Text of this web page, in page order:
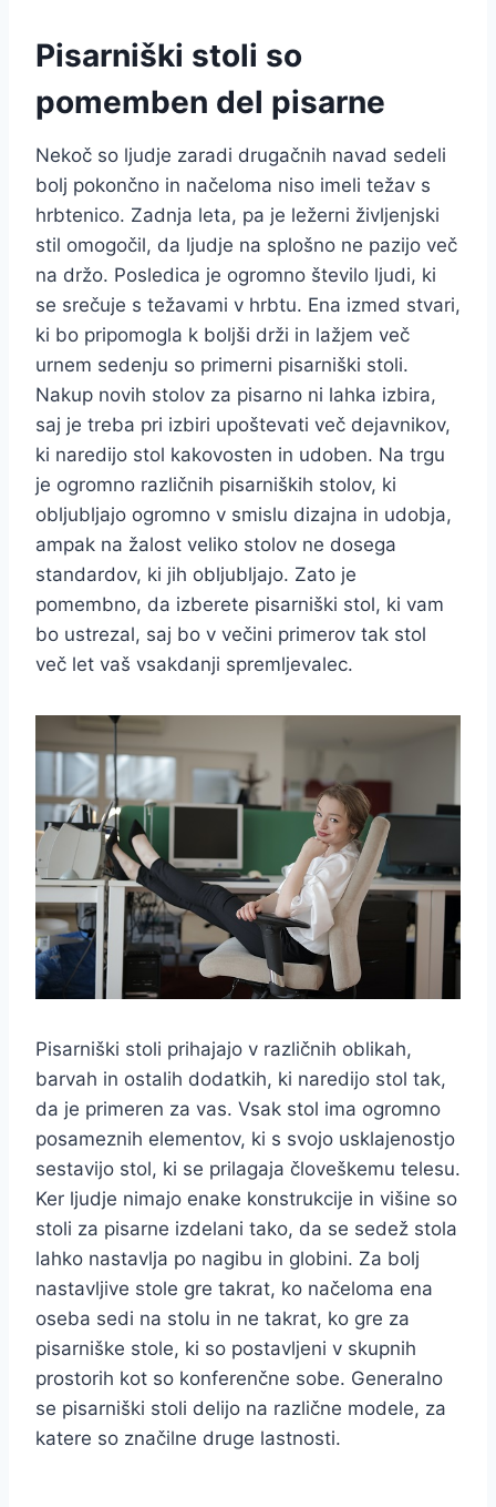
Pisarniški stoli so
pomemben del pisarne
Nekoč so ljudje zaradi drugačnih navad sedeli
bolj pokončno in načeloma niso imeli težav s
hrbtenico. Zadnja leta, pa je ležerni življenjski
stil omogočil, da ljudje na splošno ne pazijo več
na držo. Posledica je ogromno število ljudi, ki
se srečuje s težavami v hrbtu. Ena izmed stvari,
ki bo pripomogla k boljši drži in lažjem več
urnem sedenju so primerni pisarniški stoli.
Nakup novih stolov za pisarno ni lahka izbira,
saj je treba pri izbiri upoštevati več dejavnikov,
ki naredijo stol kakovosten in udoben. Na trgu
je ogromno različnih pisarniških stolov, ki
obljubljajo ogromno v smislu dizajna in udobja,
ampak na žalost veliko stolov ne dosega
standardov, ki jih obljubljajo. Zato je
pomembno, da izberete pisarniški stol, ki vam
bo ustrezal, saj bo v večini primerov tak stol
več let vaš vsakdanji spremljevalec.
Pisarniški stoli prihajajo v različnih oblikah,
barvah in ostalih dodatkih, ki naredijo stol tak,
da je primeren za vas. Vsak stol ima ogromno
posameznih elementov, ki s svojo usklajenostjo
sestavijo stol, ki se prilagaja človeškemu telesu.
Ker ljudje nimajo enake konstrukcije in višine so
stoli za pisarne izdelani tako, da se sedež stola
lahko nastavlja po nagibu in globini. Za bolj
nastavljive stole gre takrat, ko načeloma ena
oseba sedi na stolu in ne takrat, ko gre za
pisarniške stole, ki so postavljeni v skupnih
prostorih kot so konferenčne sobe. Generalno
se pisarniški stoli delijo na različne modele, za
katere so značilne druge lastnosti.